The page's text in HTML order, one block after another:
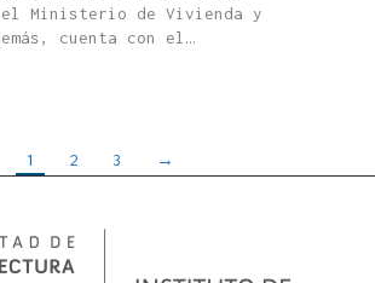
Ministerio de Vivienda y
cuenta con el…
1 2 3 →